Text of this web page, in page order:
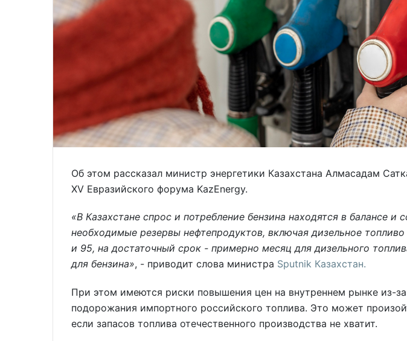
Об этом рассказал министр энергетики Казахстана Алмасадам
XV Евразийского форума KazEnergy.
«В Казахстане спрос и потребление бензина находятся в балансе и
необходимые резервы нефтепродуктов, включая дизельное
и 95, на достаточный срок - примерно месяц для дизельного
для бензина», - приводит слова министра Sputnik Казахстан.
При этом имеются риски повышения цен на внутреннем рынке из-
подорожания импортного российского топлива. Это может
если запасов топлива отечественного производства не хватит.